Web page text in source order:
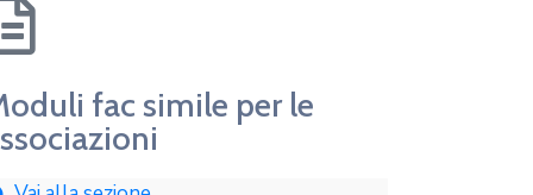
fac simile per le